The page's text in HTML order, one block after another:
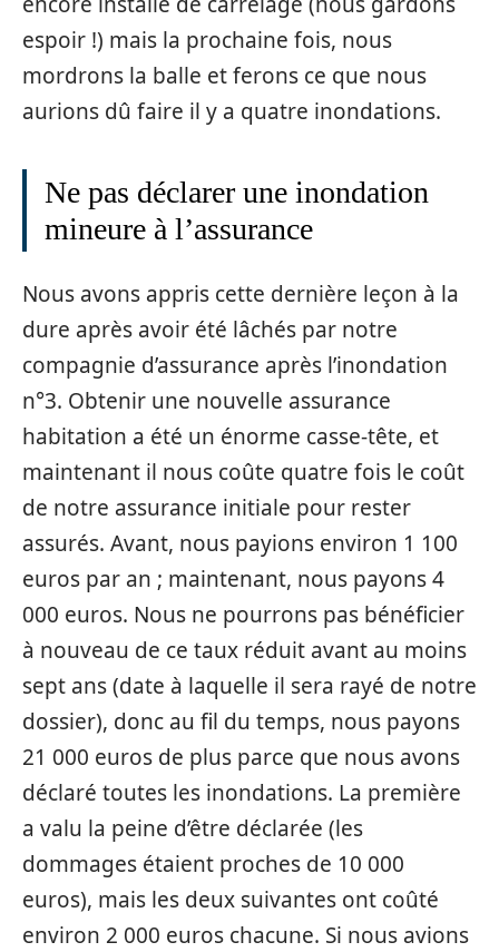
espoir !) mais la prochaine fois, nous
mordrons la balle et ferons ce que nous
aurions dû faire il y a quatre inondations.
Ne pas déclarer une inondation
mineure à l’assurance
Nous avons appris cette dernière leçon à la
dure après avoir été lâchés par notre
compagnie d’assurance après l’inondation
n°3. Obtenir une nouvelle assurance
habitation a été un énorme casse-tête, et
maintenant il nous coûte quatre fois le coût
de notre assurance initiale pour rester
assurés. Avant, nous payions environ 1 100
euros par an ; maintenant, nous payons 4
000 euros. Nous ne pourrons pas bénéficier
à nouveau de ce taux réduit avant au moins
sept ans (date à laquelle il sera rayé de notre
dossier), donc au fil du temps, nous payons
21 000 euros de plus parce que nous avons
déclaré toutes les inondations. La première
a valu la peine d’être déclarée (les
dommages étaient proches de 10 000
euros), mais les deux suivantes ont coûté
environ 2 000 euros chacune. Si nous avions